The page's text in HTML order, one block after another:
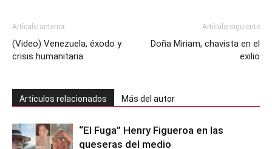
Artículo anterior
(Video) Venezuela, éxodo y
crisis humanitaria
Artículo siguiente
Doña Miriam, chavista en el
exilio
Artículos relacionados Más del autor
“El Fuga” Henry Figueroa en las
queseras del medio